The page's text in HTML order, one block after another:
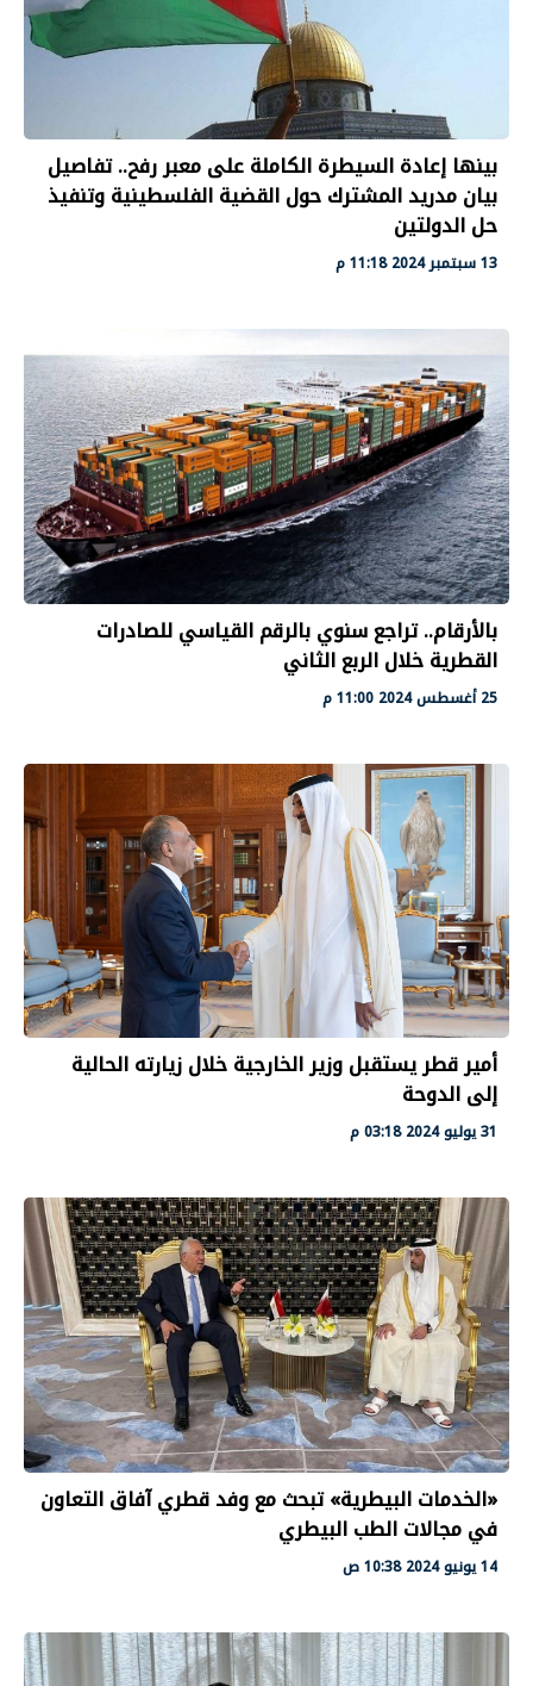
بينها إعادة السيطرة الكاملة على معبر رفح.. تفاصيل
بيان مدريد المشترك حول القضية الفلسطينية وتنفيذ
حل الدولتين
13 سبتمبر 2024 11:18 م
بالأرقام.. تراجع سنوي بالرقم القياسي للصادرات
القطرية خلال الربع الثاني
25 أغسطس 2024 11:00 م
أمير قطر يستقبل وزير الخارجية خلال زيارته الحالية
إلى الدوحة
31 يوليو 2024 03:18 م
«الخدمات البيطرية» تبحث مع وفد قطري آفاق التعاون
في مجالات الطب البيطري
14 يونيو 2024 10:38 ص